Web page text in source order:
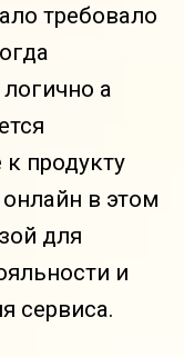
требовало
а
продукту
в этом
для
и
сервиса.